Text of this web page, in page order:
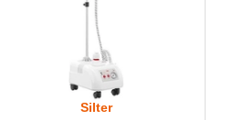
Silter